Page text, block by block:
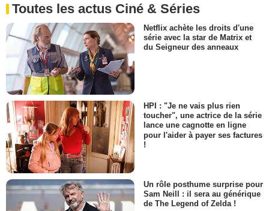
Toutes les actus Ciné & Séries
Netflix achète les droits d'une
série avec la star de Matrix et
du Seigneur des anneaux
HPI : "Je ne vais plus rien
toucher", une actrice de la série
lance une cagnotte en ligne
pour l'aider à payer ses factures
!
Un rôle posthume surprise pour
Sam Neill : il sera au générique
de The Legend of Zelda !